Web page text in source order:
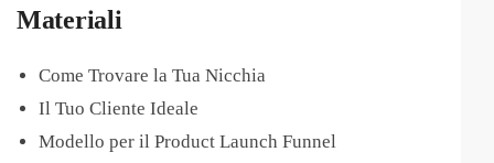
Materiali
Come Trovare la Tua Nicchia
Il Tuo Cliente Ideale
Modello per il Product Launch Funnel